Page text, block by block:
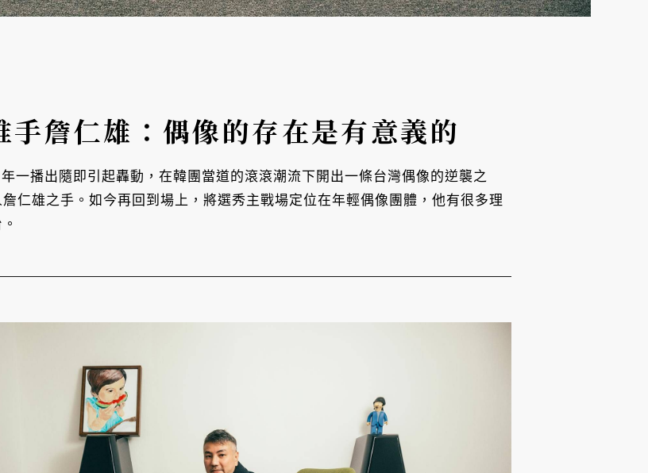
手詹仁雄：偶像的存在是有意義的
一播出隨即引起轟動，在韓團當道的滾滾潮流下開出一條台灣偶像的逆襲之
仁雄之手。如今再回到場上，將選秀主戰場定位在年輕偶像團體，他有很多理